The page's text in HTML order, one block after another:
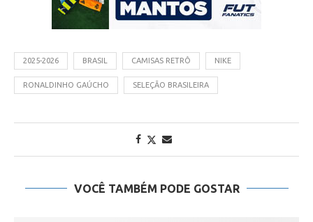
2025-2026 BRASIL CAMISAS RETRÔ NIKE
RONALDINHO GAÚCHO SELEÇÃO BRASILEIRA
VOCÊ TAMBÉM PODE GOSTAR